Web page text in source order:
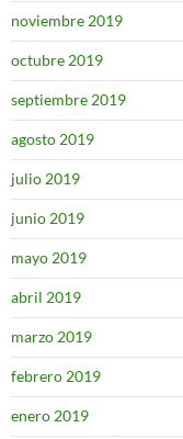
noviembre 2019
octubre 2019
septiembre 2019
agosto 2019
julio 2019
junio 2019
mayo 2019
abril 2019
marzo 2019
febrero 2019
enero 2019